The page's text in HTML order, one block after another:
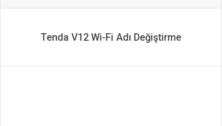
Tenda V12 Wi-Fi Adı Değiştirme